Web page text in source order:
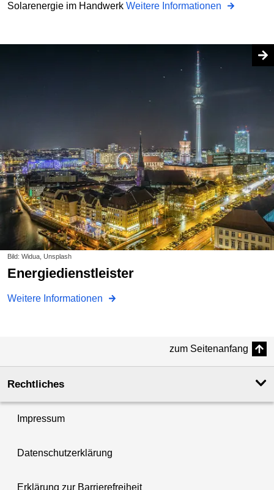
Solarenergie im Handwerk Weitere Informationen
Bild: Widua, Unsplash
Energiedienstleister
Weitere Informationen
zum Seitenanfang
Rechtliches
Impressum
Datenschutzerklärung
Erklärung zur Barrierefreiheit